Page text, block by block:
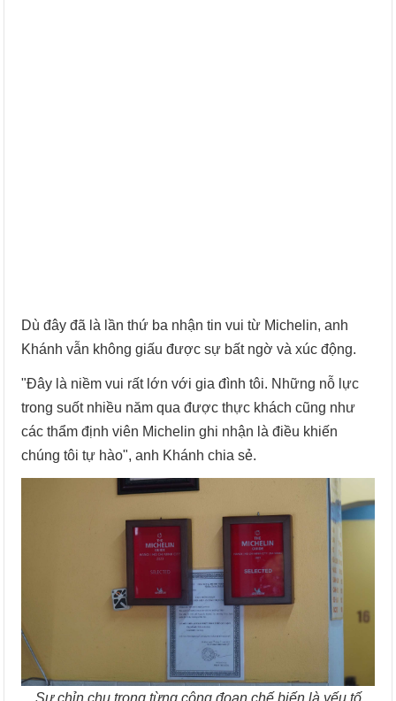
Dù đây đã là lần thứ ba nhận tin vui từ Michelin, anh
Khánh vẫn không giấu được sự bất ngờ và xúc động.
"Đây là niềm vui rất lớn với gia đình tôi. Những nỗ lực
trong suốt nhiều năm qua được thực khách cũng như
các thẩm định viên Michelin ghi nhận là điều khiến
chúng tôi tự hào", anh Khánh chia sẻ.